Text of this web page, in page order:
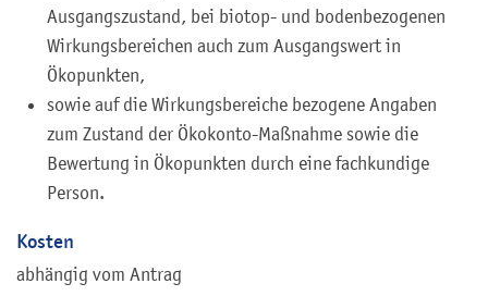
Ausgangszustand, bei biotop- und bodenbezogenen
Wirkungsbereichen auch zum Ausgangswert in
Ökopunkten,
sowie auf die Wirkungsbereiche bezogene Angaben
zum Zustand der Ökokonto-Maßnahme sowie die
Bewertung in Ökopunkten durch eine fachkundige
Person.
Kosten
abhängig vom Antrag